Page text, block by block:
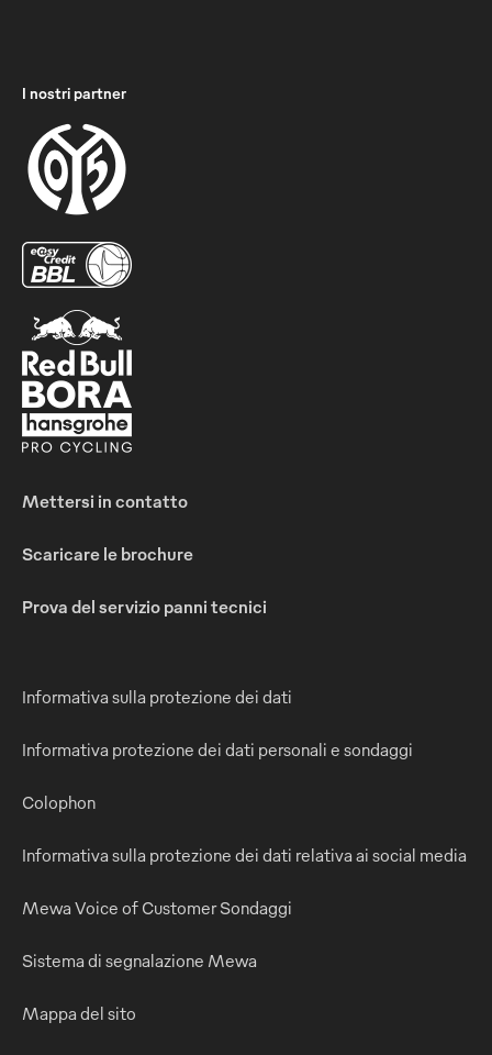
I nostri partner
Mettersi in contatto
Scaricare le brochure
Prova del servizio panni tecnici
Informativa sulla protezione dei dati
Informativa protezione dei dati personali e sondaggi
Colophon
Informativa sulla protezione dei dati relativa ai social media
Mewa Voice of Customer Sondaggi
Sistema di segnalazione Mewa
Mappa del sito